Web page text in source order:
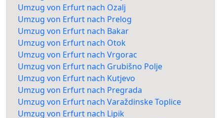
Umzug von Erfurt nach Ozalj
Umzug von Erfurt nach Prelog
Umzug von Erfurt nach Bakar
Umzug von Erfurt nach Otok
Umzug von Erfurt nach Vrgorac
Umzug von Erfurt nach Grubišno Polje
Umzug von Erfurt nach Kutjevo
Umzug von Erfurt nach Pregrada
Umzug von Erfurt nach Varaždinske Toplice
Umzug von Erfurt nach Lipik